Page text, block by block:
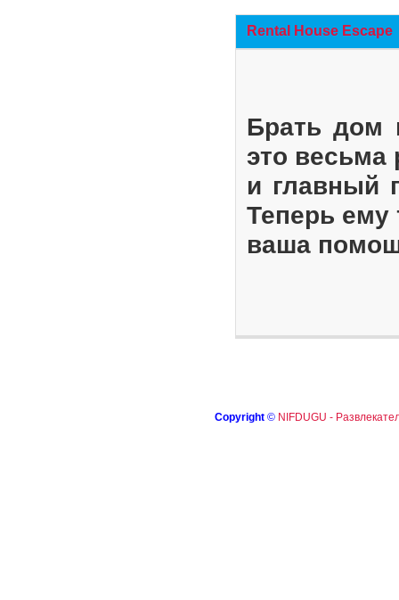
Rental House Escape
Брать дом
это весьма
и главный
Теперь ему
ваша
Copyright © NIFDUGU -